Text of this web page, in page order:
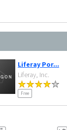
Liferay Por...
Liferay, Inc.
Free